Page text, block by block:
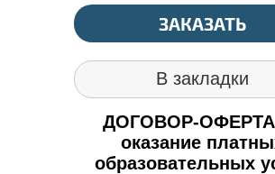
ЗАКАЗАТЬ
В закладки
ДОГОВОР-ОФЕРТА
оказание
образовательных